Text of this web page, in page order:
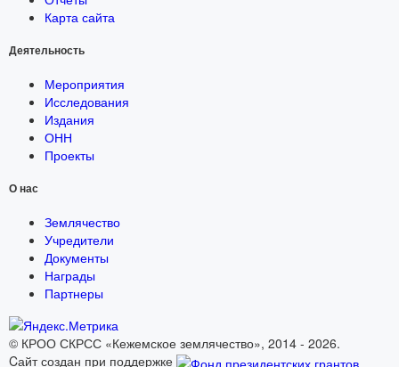
Карта сайта
Деятельность
Мероприятия
Исследования
Издания
ОНН
Проекты
О нас
Землячество
Учредители
Документы
Награды
Партнеры
© КРОО СКРСС «Кежемское землячество», 2014 - 2026.
Cайт создан при поддержке